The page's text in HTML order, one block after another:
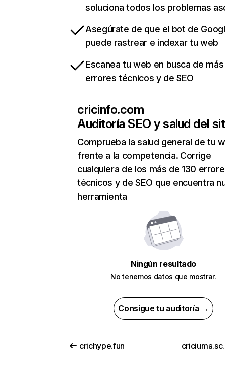
soluciona todos los problemas
Asegúrate de que el bot de
puede rastrear e indexar tu web
Escanea tu web en busca de
errores técnicos y de SEO
cricinfo.com
Auditoría SEO y salud del
Comprueba la salud general de tu
frente a la competencia. Corrige
cualquiera de los más de 130
técnicos y de SEO que encuentra
herramienta
Ningún resultado
No tenemos datos que mostrar.
Consigue tu auditoría →
crichype.fun